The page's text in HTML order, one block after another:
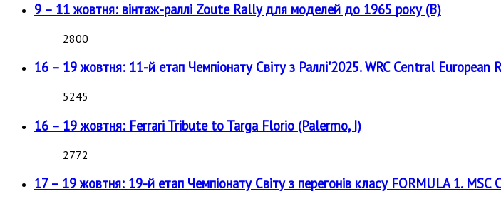
9 – 11 жовтня: вінтаж-раллі Zoute Rally для моделей до 1965 року (B)
2800
16 – 19 жовтня: 11-й етап Чемпіонату Світу з Раллі'2025. WRC Central
5245
16 – 19 жовтня: Ferrari Tribute to Targa Florio (Palermo, I)
2772
17 – 19 жовтня: 19-й етап Чемпіонату Світу з перегонів класу FORMULA 1.